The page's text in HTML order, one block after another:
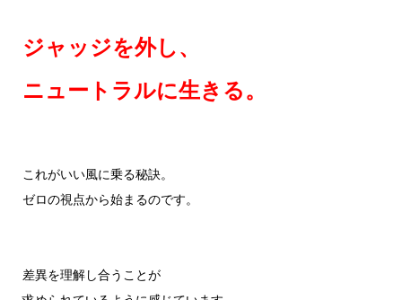
ジャッジを外し、
ニュートラルに生きる。
これがいい風に乗る秘訣。
ゼロの視点から始まるのです。
差異を理解し合うことが